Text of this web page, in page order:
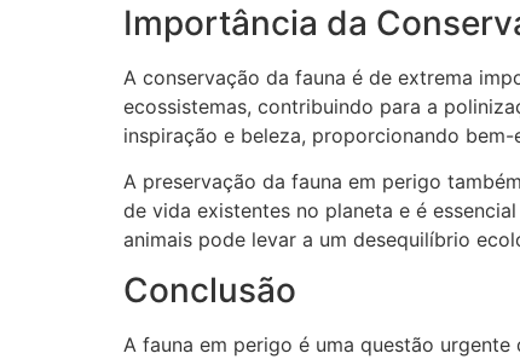
Importância da
A conservação da fauna é de extrema
ecossistemas, contribuindo para a
inspiração e beleza, proporcionando
A preservação da fauna em perigo
de vida existentes no planeta e é
animais pode levar a um desequilíbrio
Conclusão
A fauna em perigo é uma questão